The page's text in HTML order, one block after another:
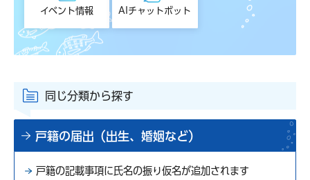
イベント情報 AIチャットボット
同じ分類から探す
戸籍の届出（出生、婚姻など）
戸籍の記載事項に氏名の振り仮名が追加されます